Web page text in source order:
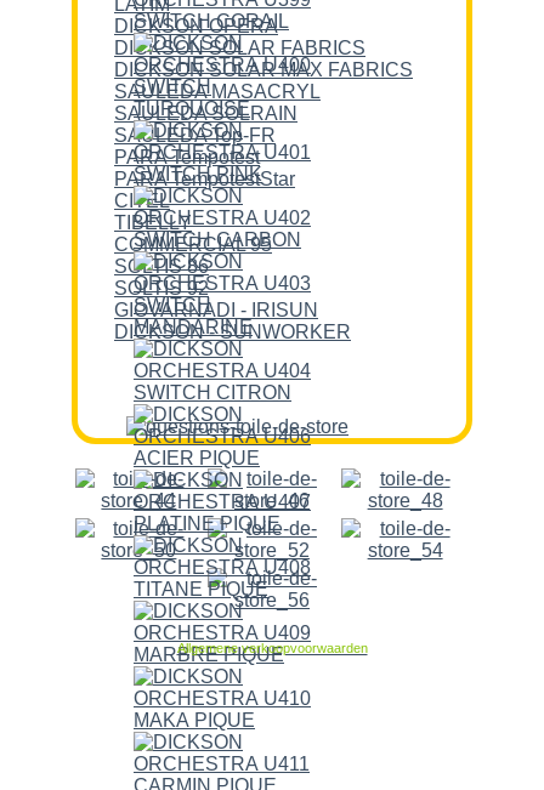
DICKSON OPERA
DICKSON SOLAR FABRICS
DICKSON SOLAR MAX FABRICS
SAULEDA MASACRYL
SAULEDA SOLRAIN
SAULEDA Top-FR
PARA Tempotest
PARA TempotestStar
CITEL
TIBELLY
COMMERCIAL 95
SOLTIS 86
SOLTIS 92
GIOVARNADI - IRISUN
DICKSON - SUNWORKER
Allgemene verkoopvoorwaarden